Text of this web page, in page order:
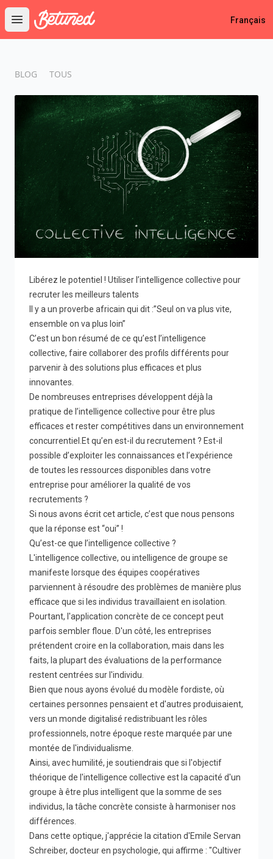
Open main menu
Betuned Français
BLOG TOUS
Libérez le potentiel ! Utiliser l’intelligence collective pour
recruter les meilleurs talents
Il y a un proverbe africain qui dit :”Seul on va plus vite,
ensemble on va plus loin”
C’est un bon résumé de ce qu’est l’intelligence
collective, faire collaborer des profils différents pour
parvenir à des solutions plus efficaces et plus
innovantes.
De nombreuses entreprises développent déjà la
pratique de l’intelligence collective pour être plus
efficaces et rester compétitives dans un environnement
concurrentiel.Et qu’en est-il du recrutement ? Est-il
possible d’exploiter les connaissances et l’expérience
de toutes les ressources disponibles dans votre
entreprise pour améliorer la qualité de vos
recrutements ?
Si nous avons écrit cet article, c’est que nous pensons
que la réponse est “oui” !
Qu’est-ce que l’intelligence collective ?
L'intelligence collective, ou intelligence de groupe se
manifeste lorsque des équipes coopératives
parviennent à résoudre des problèmes de manière plus
efficace que si les individus travaillaient en isolation.
Pourtant, l'application concrète de ce concept peut
parfois sembler floue. D'un côté, les entreprises
prétendent croire en la collaboration, mais dans les
faits, la plupart des évaluations de la performance
restent centrées sur l'individu.
Bien que nous ayons évolué du modèle fordiste, où
certaines personnes pensaient et d'autres produisaient,
vers un monde digitalisé redistribuant les rôles
professionnels, notre époque reste marquée par une
montée de l'individualisme.
Ainsi, avec humilité, je soutiendrais que si l'objectif
théorique de l'intelligence collective est la capacité d'un
groupe à être plus intelligent que la somme de ses
individus, la tâche concrète consiste à harmoniser nos
différences.
Dans cette optique, j'apprécie la citation d'Emile Servan
Schreiber, docteur en psychologie, qui affirme : "Cultiver